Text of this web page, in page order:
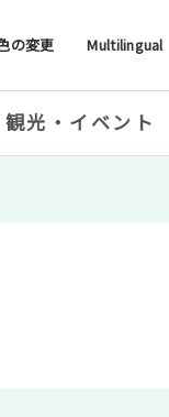
の変更 Multilingual
観光・イベント